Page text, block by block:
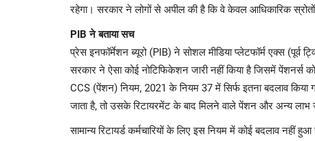
रहेगा। सरकार ने लोगों से अपील की है कि वे केवल आधिकारिक
PIB ने बताया सच
प्रेस इनफॉर्मेशन ब्यूरो (PIB) ने सोशल मीडिया प्लेटफॉर्म एक्स
सरकार ने ऐसा कोई नोटिफिकेशन जारी नहीं किया है जिसमें
CCS (पेंशन) नियम, 2021 के नियम 37 में सिर्फ इतना बदलाव किया
जाता है, तो उसके रिटायरमेंट के बाद मिलने वाले पेंशन और अन्य
सामान्य रिटायर्ड कर्मचारियों के लिए इस नियम में कोई बदलाव